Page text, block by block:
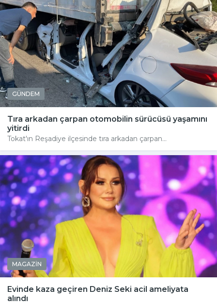
GÜNDEM
Tıra arkadan çarpan otomobilin sürücüsü yaşamını
yitirdi
Tokat'ın Reşadiye ilçesinde tıra arkadan çarpan...
MAGAZİN
Evinde kaza geçiren Deniz Seki acil ameliyata
alındı